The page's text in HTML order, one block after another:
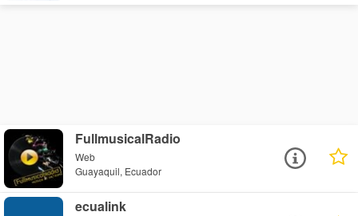
FullmusicalRadio
Web
Guayaquil, Ecuador
ecualink